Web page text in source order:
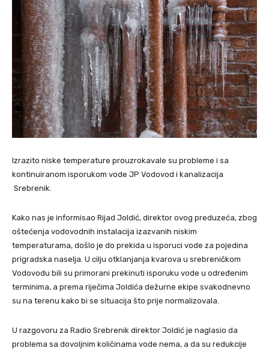
Izrazito niske temperature prouzrokavale su probleme i sa
kontinuiranom isporukom vode JP Vodovod i kanalizacija
Srebrenik.
Kako nas je informisao Rijad Joldić, direktor ovog preduzeća, zbog
oštećenja vodovodnih instalacija izazvanih niskim
temperaturama, došlo je do prekida u isporuci vode za pojedina
prigradska naselja. U cilju otklanjanja kvarova u srebreničkom
Vodovodu bili su primorani prekinuti isporuku vode u određenim
terminima, a prema riječima Joldića dežurne ekipe svakodnevno
su na terenu kako bi se situacija što prije normalizovala.
U razgovoru za Radio Srebrenik direktor Joldić je naglasio da
problema sa dovoljnim količinama vode nema, a da su redukcije